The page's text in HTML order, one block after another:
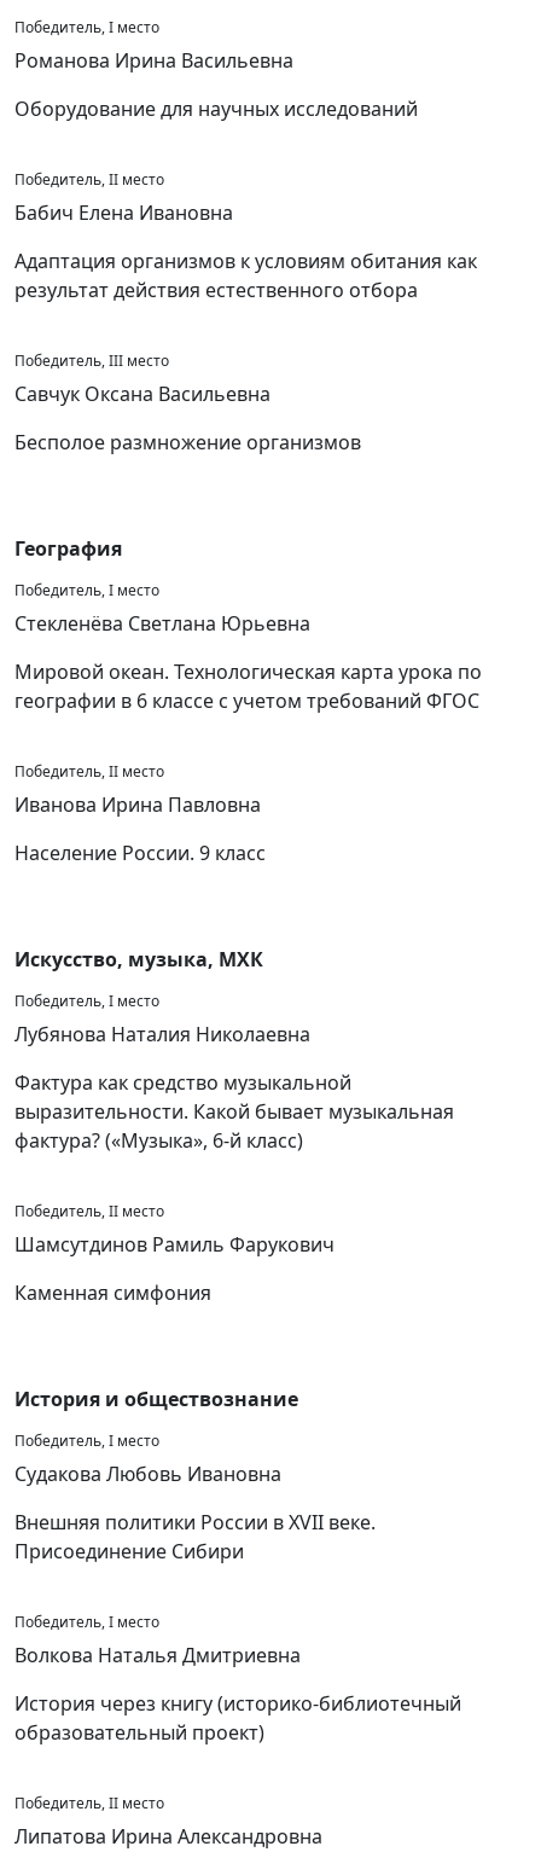
Победитель, I место
Романова Ирина Васильевна
Оборудование для научных исследований
Победитель, II место
Бабич Елена Ивановна
Адаптация организмов к условиям обитания как
результат действия естественного отбора
Победитель, III место
Савчук Оксана Васильевна
Бесполое размножение организмов
География
Победитель, I место
Стекленёва Светлана Юрьевна
Мировой океан. Технологическая карта урока по
географии в 6 классе с учетом требований ФГОС
Победитель, II место
Иванова Ирина Павловна
Население России. 9 класс
Искусство, музыка, МХК
Победитель, I место
Лубянова Наталия Николаевна
Фактура как средство музыкальной
выразительности. Какой бывает музыкальная
фактура? («Музыка», 6-й класс)
Победитель, II место
Шамсутдинов Рамиль Фарукович
Каменная симфония
История и обществознание
Победитель, I место
Судакова Любовь Ивановна
Внешняя политики России в XVII веке.
Присоединение Сибири
Победитель, I место
Волкова Наталья Дмитриевна
История через книгу (историко-библиотечный
образовательный проект)
Победитель, II место
Липатова Ирина Александровна